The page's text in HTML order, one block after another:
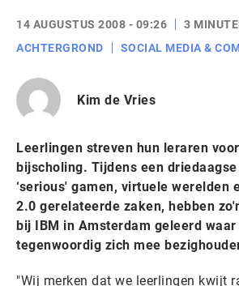
14 AUGUSTUS 2008 - 09:26
3
ACHTERGROND
SOCIAL MEDIA &
Kim de Vries
Leerlingen streven hun leraren
bijscholing. Tijdens een
‘serious' gamen, virtuele werelden
2.0 gerelateerde zaken, hebben
bij IBM in Amsterdam geleerd
tegenwoordig zich mee
"Wij merken dat we leerlingen kwijt